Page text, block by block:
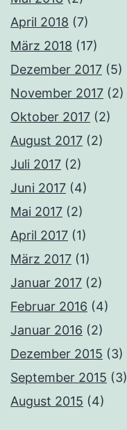
April 2018 (7)
März 2018 (17)
Dezember 2017 (5)
November 2017 (2)
Oktober 2017 (2)
August 2017 (2)
Juli 2017 (2)
Juni 2017 (4)
Mai 2017 (2)
April 2017 (1)
März 2017 (1)
Januar 2017 (2)
Februar 2016 (4)
Januar 2016 (2)
Dezember 2015 (3)
September 2015 (3)
August 2015 (4)